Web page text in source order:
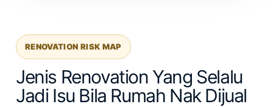
RENOVATION RISK MAP
Jenis Renovation Yang Selalu
Jadi Isu Bila Rumah Nak Dijual